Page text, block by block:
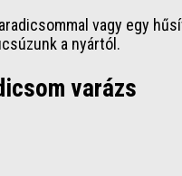
vagy egy
a nyártól.
varázs